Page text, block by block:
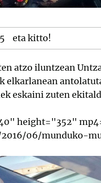
eta kitto!
atzo iluntzean
elkarlanean
eskaini zuten
height="352"
06/munduko-